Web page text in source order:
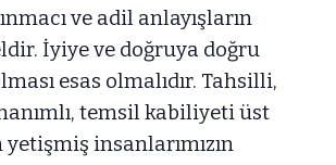
ve adil anlayışların
İyiye ve doğruya doğru
esas olmalıdır. Tahsilli,
temsil kabiliyeti üst
insanlarımızın